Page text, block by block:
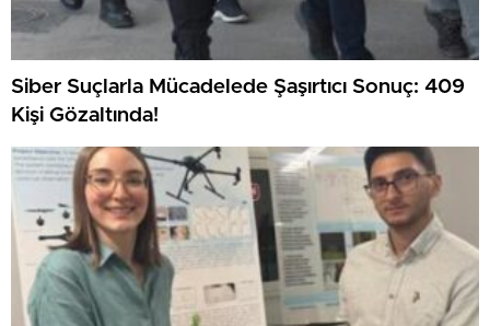
Siber Suçlarla Mücadelede Şaşırtıcı Sonuç: 409
Kişi Gözaltında!